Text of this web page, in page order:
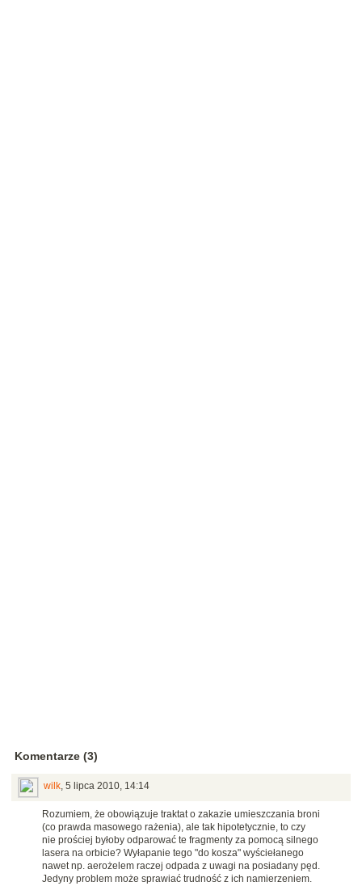
Komentarze (3)
wilk, 5 lipca 2010, 14:14
Rozumiem, że obowiązuje traktat o zakazie umieszczania broni
(co prawda masowego rażenia), ale tak hipotetycznie, to czy
nie prościej byłoby odparować te fragmenty za pomocą silnego
lasera na orbicie? Wyłapanie tego "do kosza" wyściełanego
nawet np. aerożelem raczej odpada z uwagi na posiadany pęd.
Jedyny problem może sprawiać trudność z ich namierzeniem.